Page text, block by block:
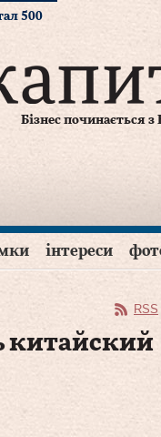
500
Бізнес починається з
інтереси
RSS
китайский